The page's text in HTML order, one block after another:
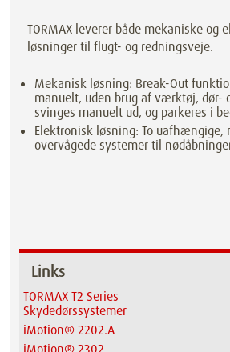
TORMAX leverer både mekaniske og
løsninger til flugt- og redningsveje.
Mekanisk løsning: Break-Out
manuelt, uden brug af værktøj, dør-
svinges manuelt ud, og parkeres i
Elektronisk løsning: To uafhængige,
overvågede systemer til
Links
TORMAX T2 Series
Skydedørssystemer
iMotion® 2202.A